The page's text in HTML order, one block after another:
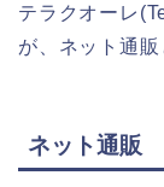
テラクオーレ
が、ネット通販
ネット通販